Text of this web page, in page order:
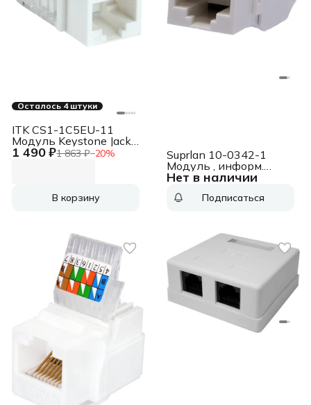
Осталось 4 штуки
1 490 ₽1 863 ₽−20%
ITK CS1-1C5EU-11
Модуль Keystone Jack
кат. 5E UTP 110 IDC 90
В корзину
Нет в наличии
Suprlan 10-0342-1
Модуль , информ.
Keystone RJ45 1 кат.6
Подписаться